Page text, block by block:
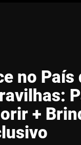
no País
+